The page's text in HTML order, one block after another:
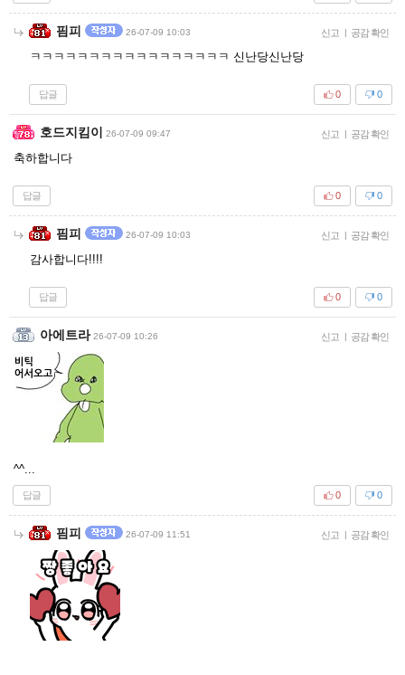
핌피 26-07-09 10:03 신고 | 공감 확인
ㅋㅋㅋㅋㅋㅋㅋㅋㅋㅋㅋㅋㅋㅋㅋㅋㅋ 신난당신난당
답글 0
0
호드지킴이 26-07-09 09:47 신고 | 공감 확인
축하합니다
답글 0
0
핌피 26-07-09 10:03 신고 | 공감 확인
감사합니다!!!!
답글 0
0
아에트라 26-07-09 10:26 신고 | 공감 확인
^^...
답글 0
0
핌피 26-07-09 11:51 신고 | 공감 확인